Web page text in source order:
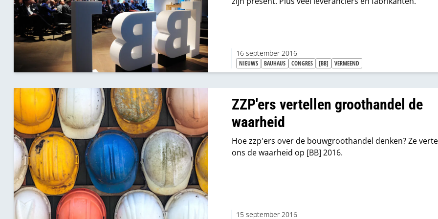
16 september 2016
NIEUWS BAUHAUS CONGRES [BB] VERMEEND
ZZP'ers vertellen groothandel de
waarheid
Hoe zzp'ers over de bouwgroothandel denken? Ze
ons de waarheid op [BB] 2016.
15 september 2016